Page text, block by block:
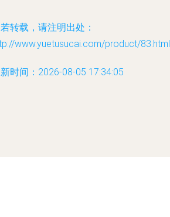
转载，请注明出处：
www.yuetusucai.com/product/83.html
时间：2026-08-05 17:34:05